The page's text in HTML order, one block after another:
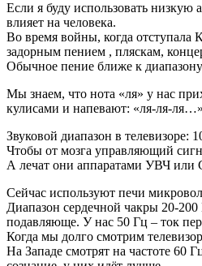
Если я буду использовать низкую
влияет на человека.
Во время войны, когда отступала
задорным пением , пляскам,
Обычное пение ближе к
Мы знаем, что нота «ля» у нас
кулисами и напевают: «ля-ля-ля…»
Звуковой диапазон в телевизоре:
Чтобы от мозга управляющий
А лечат они аппаратами УВЧ или
Сейчас используют печи
Диапазон сердечной чакры 20-200
подавляюще. У нас 50 Гц – ток
Когда мы долго смотрим
На Западе смотрят на частоте 60